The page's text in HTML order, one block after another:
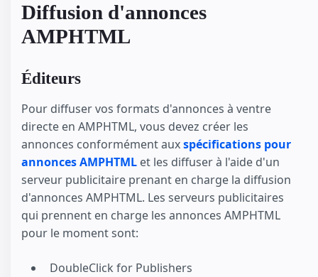
Diffusion d'annonces
AMPHTML
Éditeurs
Pour diffuser vos formats d'annonces à ventre
directe en AMPHTML, vous devez créer les
annonces conformément auxspécifications pour
annonces AMPHTML et les diffuser à l'aide d'un
serveur publicitaire prenant en charge la diffusion
d'annonces AMPHTML. Les serveurs publicitaires
qui prennent en charge les annonces AMPHTML
pour le moment sont:
DoubleClick for Publishers